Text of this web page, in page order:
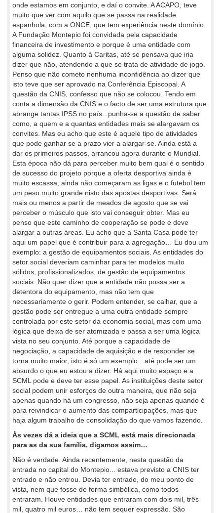
onde estamos em conjunto, e daí o convite. A ACAPO, teve
muito que ver com aquilo que se passa na realidade
espanhola, com a ONCE, que tem experiência neste domínio.
A Fundação Montepio foi convidada pela capacidade
financeira de investimento e porque é uma entidade com
alguma solidez. Quanto à Caritas, até se pensava que iria
dizer que não, atendendo a que se trata de atividade de jogo.
Penso que não cometo nenhuma inconfidência ao dizer que
isto teve que ser aprovado na Conferência Episcopal. A
questão da CNIS, confesso que não se colocou. Tendo em
conta a dimensão da CNIS e o facto de ser uma estrutura que
abrange tantas IPSS no país...punha-se a questão de saber
como, a quem e a quantas entidades mais se alargavam os
convites. Mas eu acho que este é aquele tipo de atividades
que pode ganhar se a prazo vier a alargar-se. Ainda está a
dar os primeiros passos, arrancou agora durante o Mundial.
Esta época não dá para perceber muito bem qual é o sentido
de sucesso do projeto porque a oferta desportiva ainda é
muito escassa, ainda não começaram as ligas e o futebol tem
um peso muito grande nisto das apostas desportivas. Será
mais ou menos a partir de meados de agosto que se vai
perceber o músculo que isto vai conseguir obter. Mas eu
penso que este caminho de cooperação se pode e deve
alargar a outras áreas. Eu acho que a Santa Casa pode ter
aqui um papel que é contribuir para a agregação… Eu dou um
exemplo: a gestão de equipamentos sociais. As entidades do
setor social deveriam caminhar para ter modelos muito
sólidos, profissionalizados, de gestão de equipamentos
sociais. Não quer dizer que a entidade não possa ser a
detentora do equipamento, mas não tem que
necessariamente o gerir. Podem entender, se calhar, que a
gestão pode ser entregue a uma outra entidade sempre
controlada por este setor da economia social, mas com uma
lógica que deixa de ser atomizada e passa a ser uma lógica
vista no seu conjunto. Até porque a capacidade de
negociação, a capacidade de aquisição e de responder se
torna muito maior, isto é só um exemplo…até pode ser um
absurdo o que eu estou a dizer. Há aqui muito espaço e a
SCML pode e deve ter esse papel. As instituições deste setor
social podem unir esforços de outra maneira, que não seja
apenas quando há um congresso, não seja apenas quando é
para reivindicar o aumento das comparticipações, mas que
haja algum trabalho de consolidação do que vamos fazendo.
Às vezes dá a ideia que a SCML está mais direcionada
para as da sua família, digamos assim…
Não é verdade. Ainda recentemente, nesta questão da
entrada no capital do Montepio... estava previsto a CNIS ter
entrado e não entrou. Devia ter entrado, do meu ponto de
vista, nem que fosse de forma simbólica, como todos
entraram. Houve entidades que entraram com dois mil, três
mil, quatro mil euros… não tem sequer expressão. São